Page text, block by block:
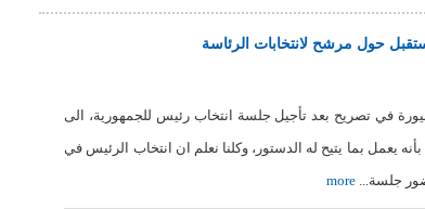
حول مرشح لانتخابات الرئاسة
في تصريح بعد تأجيل جلسة انتخاب رئيس للجمهورية، الى
يعمل بما يتيح له الدستور، وكلنا نعلم ان انتخاب الرئيس في
جلسة...more